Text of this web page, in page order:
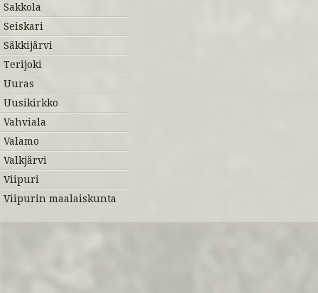
Sakkola
Seiskari
Säkkijärvi
Terijoki
Uuras
Uusikirkko
Vahviala
Valamo
Valkjärvi
Viipuri
Viipurin maalaiskunta